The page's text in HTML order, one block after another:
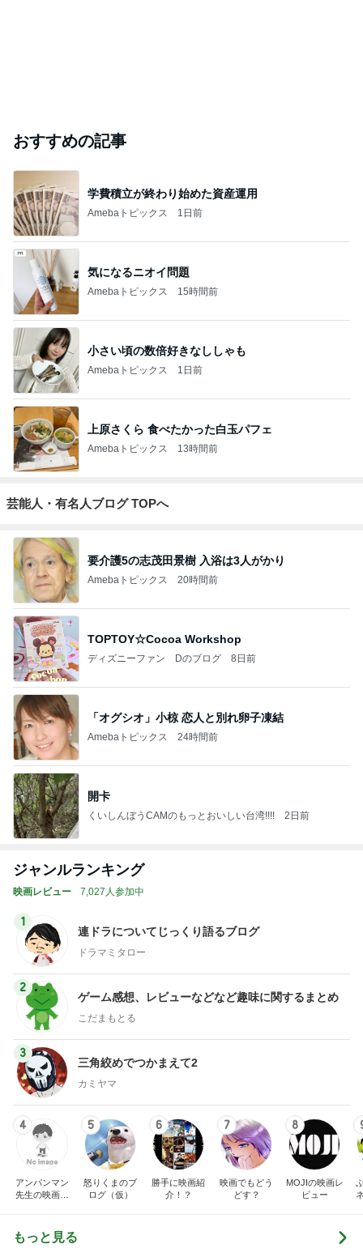
おすすめの記事
学費積立が終わり始めた資産運用
Amebaトピックス 1日前
気になるニオイ問題
Amebaトピックス 15時間前
小さい頃の数倍好きなししゃも
Amebaトピックス 1日前
上原さくら 食べたかった白玉パフェ
Amebaトピックス 13時間前
芸能人・有名人ブログ TOPへ
要介護5の志茂田景樹 入浴は3人がかり
Amebaトピックス 20時間前
TOPTOY☆Cocoa Workshop
ディズニーファン Dのブログ 8日前
「オグシオ」小椋 恋人と別れ卵子凍結
Amebaトピックス 24時間前
開卡
くいしんぼうCAMのもっとおいしい台湾!!!! 2日前
ジャンルランキング
映画レビュー 7,027人参加中
1
連ドラについてじっくり語るブログ
ドラマミタロー
2
ゲーム感想、レビューなどなど趣味に関するまとめ
こだまもとる
3
三角絞めでつかまえて2
カミヤマ
4
アンパンマン
先生の映画講
5
怒りくまのブ
ログ（仮）
6
勝手に映画紹
介！？
7
映画でもどう
どす？
8
MOJIの映画レ
ビュー
もっと見る